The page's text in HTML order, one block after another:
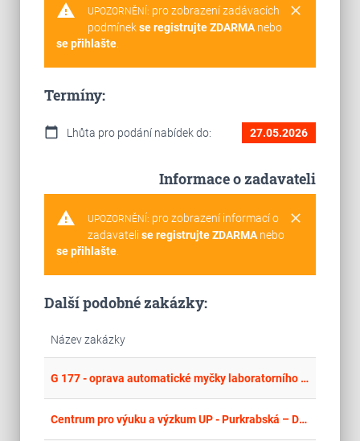
warning clear
UPOZORNĚNÍ: pro zobrazení zadávacích
podmínekse registrujte ZDARMAnebo
se přihlašte.
Termíny:
calendar_today Lhůta pro podání nabídek do: 27.05.2026
Informace o zadavateli
warning clear
UPOZORNĚNÍ: pro zobrazení informací o
zadavateli se registrujte ZDARMAnebo
se přihlašte.
Další podobné zakázky:
Název zakázky
G 177 - oprava automatické myčky laboratorního skla Miele G 7883
Centrum pro výuku a výzkum UP - Purkrabská – Dodávka laboratorních přístrojů a elektropřístrojů pro buněčnou a molekulární biologii